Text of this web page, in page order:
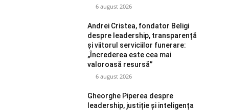
6 august 2026
Andrei Cristea, fondator Beligi
despre leadership, transparență
și viitorul serviciilor funerare:
„Încrederea este cea mai
valoroasă resursă”
6 august 2026
Gheorghe Piperea despre
leadership, justiție și inteligența